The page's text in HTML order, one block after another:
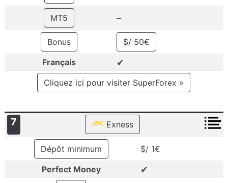
MT5 –
Bonus
$/ 50€
Français
✔
Cliquez ici pour visiter SuperForex »
7 Exness
Dépôt minimum
$/ 1€
Perfect Money
✔